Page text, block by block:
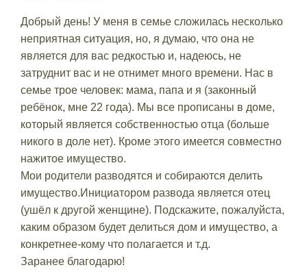
Добрый день! У меня в семье сложилась несколько
неприятная ситуация, но, я думаю, что она не
является для вас редкостью и, надеюсь, не
затруднит вас и не отнимет много времени. Нас в
семье трое человек: мама, папа и я (законный
ребёнок, мне 22 года). Мы все прописаны в доме,
который является собственностью отца (больше
никого в доле нет). Кроме этого имеется совместно
нажитое имущество.
Мои родители разводятся и собираются делить
имущество.Инициатором развода является отец
(ушёл к другой женщине). Подскажите, пожалуйста,
каким образом будет делиться дом и имущество, а
конкретнее-кому что полагается и т.д.
Заранее благодарю!